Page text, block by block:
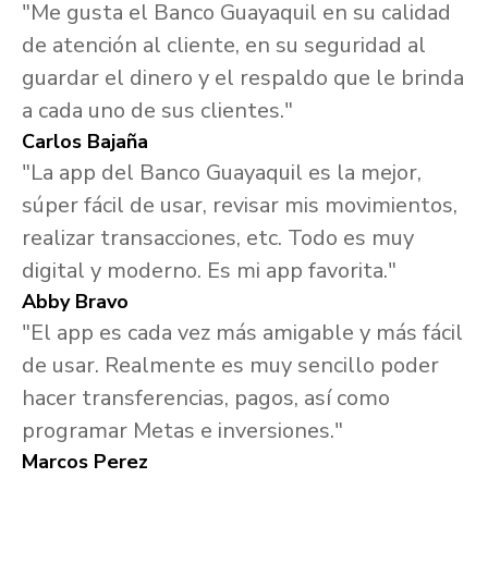
"Me gusta el Banco Guayaquil en su calidad
de atención al cliente, en su seguridad al
guardar el dinero y el respaldo que le brinda
a cada uno de sus clientes."
Carlos Bajaña
"La app del Banco Guayaquil es la mejor,
súper fácil de usar, revisar mis movimientos,
realizar transacciones, etc. Todo es muy
digital y moderno. Es mi app favorita."
Abby Bravo
"El app es cada vez más amigable y más fácil
de usar. Realmente es muy sencillo poder
hacer transferencias, pagos, así como
programar Metas e inversiones."
Marcos Perez